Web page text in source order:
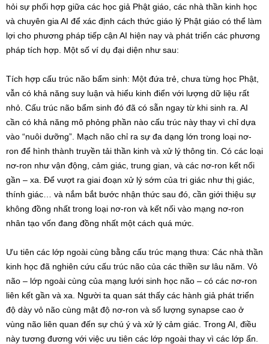
hỏi sự phối hợp giữa các học giả Phật giáo, các nhà thần kinh học
và chuyên gia AI để xác định cách thức giáo lý Phật giáo có thể làm
lợi cho phương pháp tiếp cận AI hiện nay và phát triển các phương
pháp tích hợp. Một số ví dụ đại diện như sau:
Tích hợp cấu trúc não bẩm sinh: Một đứa trẻ, chưa từng học Phật,
vẫn có khả năng suy luận và hiểu kinh điển với lượng dữ liệu rất
nhỏ. Cấu trúc não bẩm sinh đó đã có sẵn ngay từ khi sinh ra. AI
cần có khả năng mô phỏng phần nào cấu trúc này thay vì chỉ dựa
vào “nuôi dưỡng”. Mạch não chỉ ra sự đa dạng lớn trong loại nơ-
ron để hình thành truyền tải thần kinh và xử lý thông tin. Có các loại
nơ-ron như vận động, cảm giác, trung gian, và các nơ-ron kết nối
gần – xa. Để vượt ra giai đoạn xử lý sớm của tri giác như thị giác,
thính giác… và nắm bắt bước nhận thức sau đó, cần giới thiệu sự
không đồng nhất trong loại nơ-ron và kết nối vào mạng nơ-ron
nhân tạo vốn đang đồng nhất một cách quá mức.
Ưu tiên các lớp ngoài cùng bằng cấu trúc mạng thưa: Các nhà thần
kinh học đã nghiên cứu cấu trúc não của các thiền sư lâu năm. Vỏ
não – lớp ngoài cùng của mạng lưới sinh học não – có các nơ-ron
liên kết gần và xa. Người ta quan sát thấy các hành giả phát triển
độ dày vỏ não cùng mật độ nơ-ron và số lượng synapse cao ở
vùng não liên quan đến sự chú ý và xử lý cảm giác. Trong AI, điều
này tương đương với việc ưu tiên các lớp ngoài thay vì các lớp ẩn.